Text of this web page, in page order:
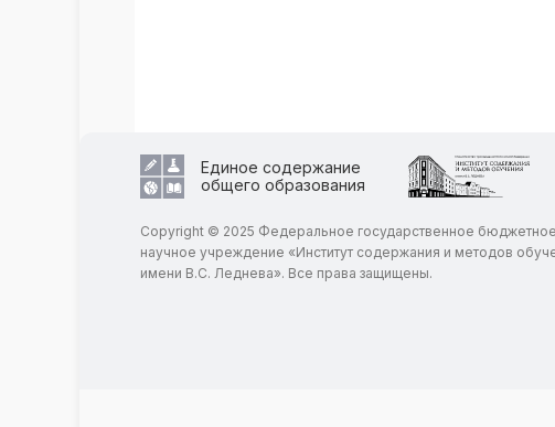
Единое содержание
общего образования
Copyright © 2025 Федеральное государственное бюджетное
научное учреждение «Институт содержания и методов
имени В.С. Леднева». Все права защищены.